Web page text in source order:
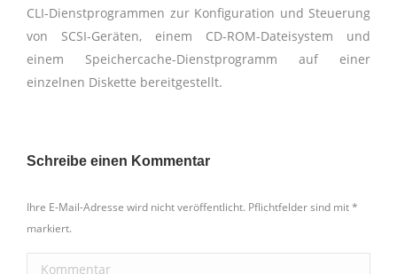
CLI-Dienstprogrammen zur Konfiguration und Steuerung
von SCSI-Geräten, einem CD-ROM-Dateisystem und
einem Speichercache-Dienstprogramm auf einer
einzelnen Diskette bereitgestellt.
Schreibe einen Kommentar
Ihre E-Mail-Adresse wird nicht veröffentlicht. Pflichtfelder sind mit*
markiert.
Kommentar